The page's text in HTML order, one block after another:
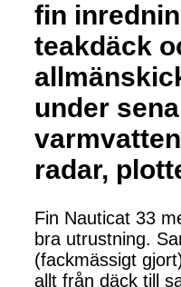
fin
teakdäck
under
radar,
Fin Nauticat 33
bra utrustning.
(fackmässigt
allt från däck till